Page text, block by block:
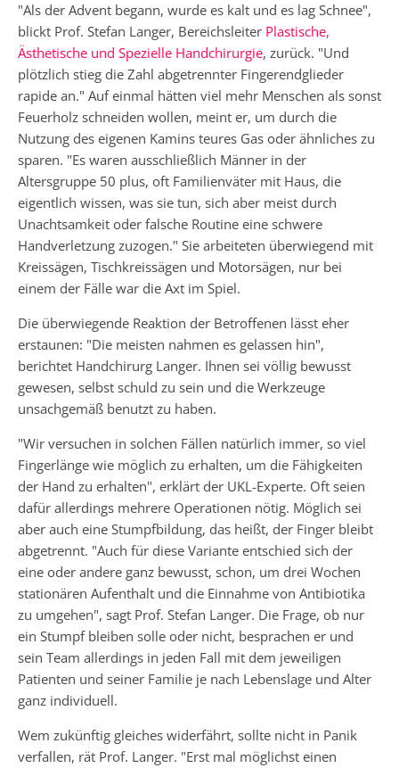
"Als der Advent begann, wurde es kalt und es lag Schnee",
blickt Prof. Stefan Langer, Bereichsleiter Plastische,
Ästhetische und Spezielle Handchirurgie, zurück. "Und
plötzlich stieg die Zahl abgetrennter Fingerendglieder
rapide an." Auf einmal hätten viel mehr Menschen als sonst
Feuerholz schneiden wollen, meint er, um durch die
Nutzung des eigenen Kamins teures Gas oder ähnliches zu
sparen. "Es waren ausschließlich Männer in der
Altersgruppe 50 plus, oft Familienväter mit Haus, die
eigentlich wissen, was sie tun, sich aber meist durch
Unachtsamkeit oder falsche Routine eine schwere
Handverletzung zuzogen." Sie arbeiteten überwiegend mit
Kreissägen, Tischkreissägen und Motorsägen, nur bei
einem der Fälle war die Axt im Spiel.
Die überwiegende Reaktion der Betroffenen lässt eher
erstaunen: "Die meisten nahmen es gelassen hin",
berichtet Handchirurg Langer. Ihnen sei völlig bewusst
gewesen, selbst schuld zu sein und die Werkzeuge
unsachgemäß benutzt zu haben.
"Wir versuchen in solchen Fällen natürlich immer, so viel
Fingerlänge wie möglich zu erhalten, um die Fähigkeiten
der Hand zu erhalten", erklärt der UKL-Experte. Oft seien
dafür allerdings mehrere Operationen nötig. Möglich sei
aber auch eine Stumpfbildung, das heißt, der Finger bleibt
abgetrennt. "Auch für diese Variante entschied sich der
eine oder andere ganz bewusst, schon, um drei Wochen
stationären Aufenthalt und die Einnahme von Antibiotika
zu umgehen", sagt Prof. Stefan Langer. Die Frage, ob nur
ein Stumpf bleiben solle oder nicht, besprachen er und
sein Team allerdings in jeden Fall mit dem jeweiligen
Patienten und seiner Familie je nach Lebenslage und Alter
ganz individuell.
Wem zukünftig gleiches widerfährt, sollte nicht in Panik
verfallen, rät Prof. Langer. "Erst mal möglichst einen